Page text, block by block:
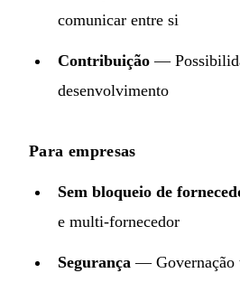
comunicar entre si
Contribuição —
desenvolvimento
Para empresas
Sem bloqueio de
e multi-fornecedor
Segurança — Governação